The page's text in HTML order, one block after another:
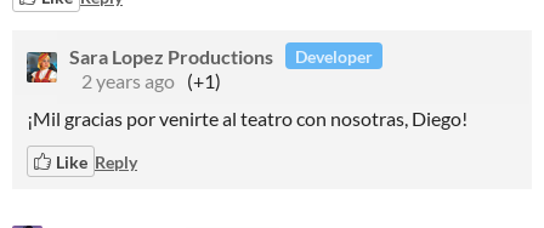
Sara Lopez Productions Developer
2 years ago (+1)
¡Mil gracias por venirte al teatro con nosotras, Diego!
Like Reply